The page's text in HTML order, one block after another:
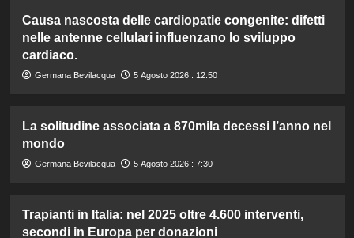
Causa nascosta delle cardiopatie congenite: difetti
nelle antenne cellulari influenzano lo sviluppo
cardiaco.
Germana Bevilacqua 5 Agosto 2026 : 12:50
La solitudine associata a 870mila decessi l’anno nel
mondo
Germana Bevilacqua 5 Agosto 2026 : 7:30
Trapianti in Italia: nel 2025 oltre 4.600 interventi,
secondi in Europa per donazioni